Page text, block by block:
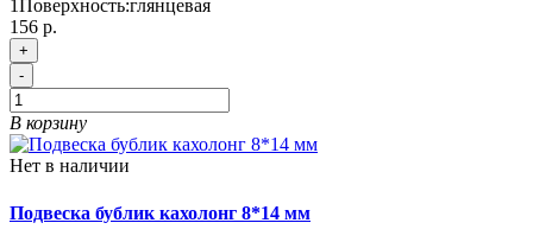
1Поверхность:глянцевая
156 р.
+
-
В корзину
Нет в наличии
Подвеска бублик кахолонг 8*14 мм